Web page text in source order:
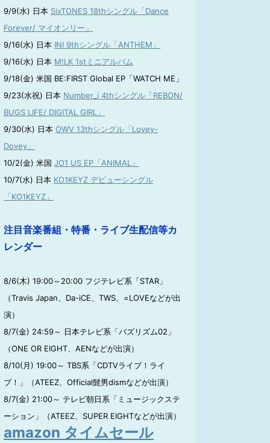
9/9(水) 日本 SixTONES 18thシングル「Dance
Forever/ マイオンリー」
9/16(水) 日本 INI 9thシングル「ANTHEM」
9/16(水) 日本 M!LK 1stミニアルバム
9/18(金) 米国 BE:FIRST Global EP「WATCH ME」
9/23(水祝) 日本 Number_i 4thシングル「REBON/
BUGS LIFE/ DIGITAL GIRL」
9/30(水) 日本 OWV 13thシングル「Lovey-
Dovey」
10/2(金) 米国 JO1 US EP「ANIMAL」
10/7(水) 日本 KO1KEYZ デビューシングル
「KO1KEYZ」
注目音楽番組・特番・ライブ生配信等カ
レンダー
8/6(木) 19:00～20:00 フジテレビ系「STAR」
（Travis Japan、Da-iCE、TWS、=LOVEなどが出
演）
8/7(金) 24:59～ 日本テレビ系「バズリズム02」
（ONE OR EIGHT、AENなどが出演）
8/10(月) 19:00～ TBS系「CDTVライブ！ライ
ブ！」（ATEEZ、Official髭男dismなどが出演）
8/7(金) 21:00～ テレビ朝日系「ミュージックステ
ーション」（ATEEZ、SUPER EIGHTなどが出演）
amazon タイムセール